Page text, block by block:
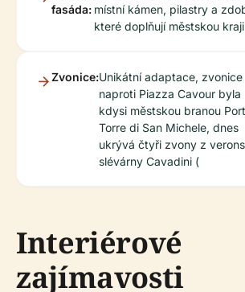
fasáda: místní kámen, pilastry a
které doplňují městskou
Zvonice:Unikátní adaptace, zvonice
naproti Piazza Cavour byla
kdysi městskou branou
Torre di San Michele, dnes
ukrývá čtyři zvony z
slévárny Cavadini (
Interiérové
zajímavosti